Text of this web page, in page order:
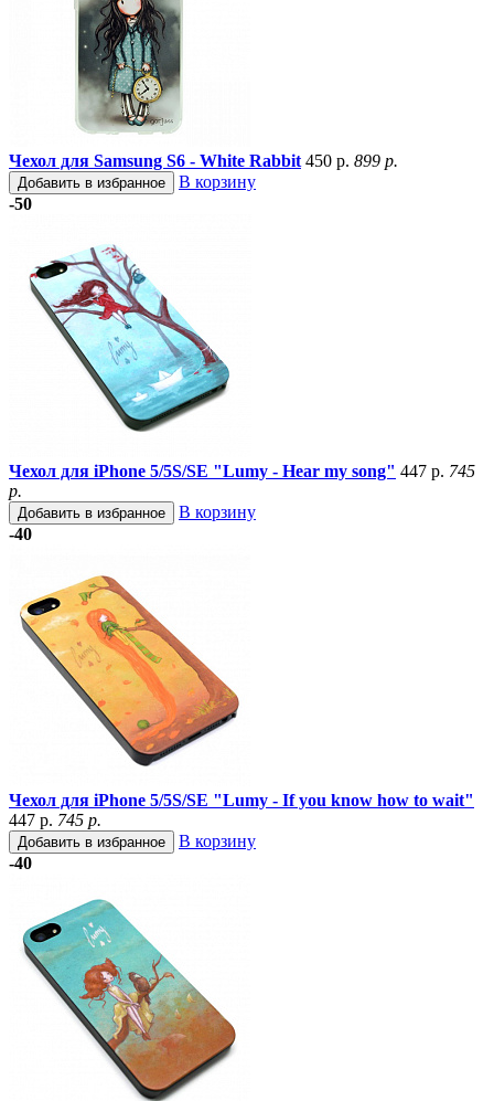
Чехол для Samsung S6 - White Rabbit 450 р. 899 р.
Добавить в избранное
В корзину
-50
Чехол для iPhone 5/5S/SE "Lumy - Hear my song" 447 р. 745
р.
Добавить в избранное
В корзину
-40
Чехол для iPhone 5/5S/SE "Lumy - If you know how to wait"
447 р. 745 р.
Добавить в избранное
В корзину
-40